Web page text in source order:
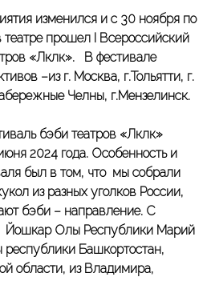
изменился и с 30 ноября по
театре прошел I Всероссийский
«Ләкләк». В фестивале
–из г. Москва, г.Тольятти, г.
Челны, г.Мензелинск.
бэби театров «Ләкләк»
2024 года. Особенность и
был в том, что мы собрали
из разных уголков России,
бэби – направление. С
Йошкар Олы Республики Марий
Башкортостан,
области, из Владимира,